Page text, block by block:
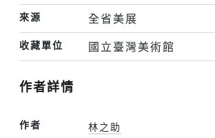
來源 全省美展
收藏單位 國立臺灣美術館
作者詳情
作者
林之助